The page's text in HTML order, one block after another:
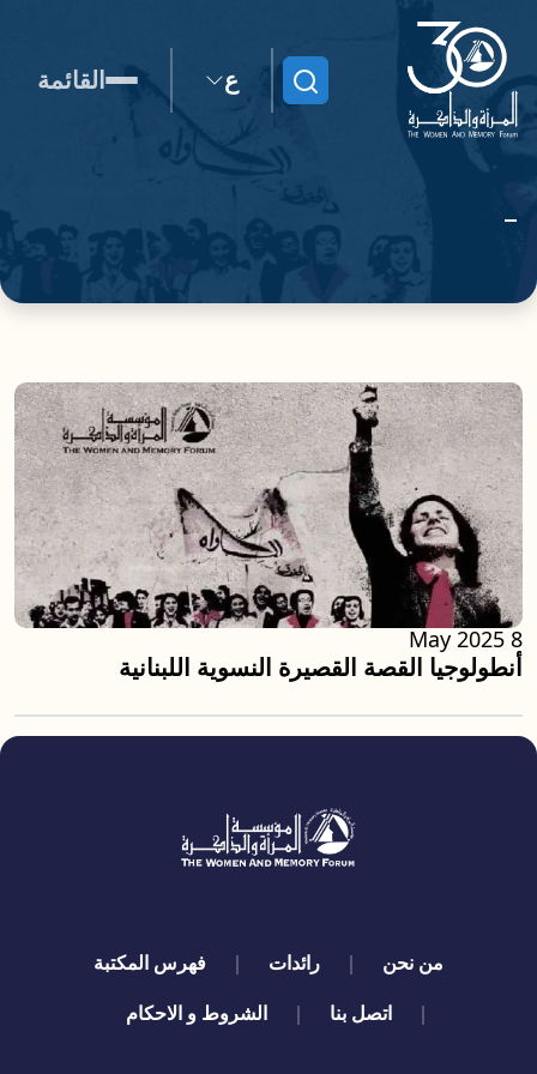
ابحث ع القائمة
أنطولوجيا القصة القصيرة النسوية اللبنانية
8 May 2025
quick links
من نحن رائدات
فهرس المكتبة
اتصل بنا
الشروط و الاحكام